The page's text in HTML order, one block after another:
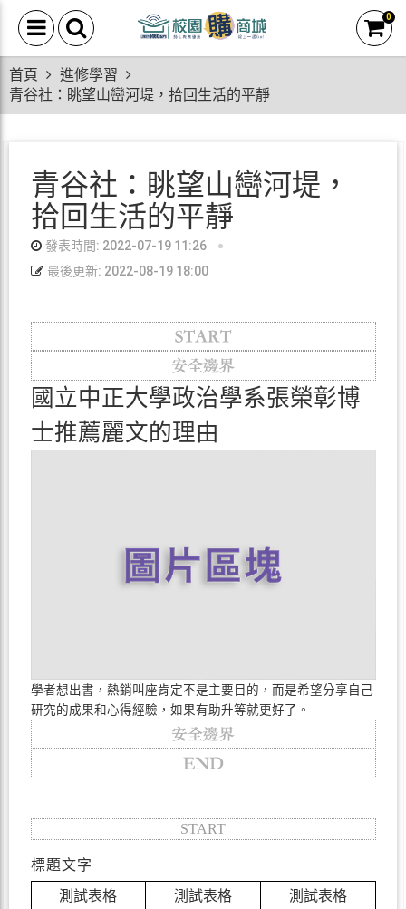
0
首頁
進修學習
青谷社：眺望山巒河堤，拾回生活的平靜
青谷社：眺望山巒河堤，
拾回生活的平靜
發表時間: 2022-07-19 11:26
最後更新: 2022-08-19 18:00
國立中正大學政治學系張榮彰博
士推薦麗文的理由
學者想出書，熱銷叫座肯定不是主要目的，而是希望分享自己
研究的成果和心得經驗，如果有助升等就更好了。
START
標題文字
測試表格 測試表格
測試表格